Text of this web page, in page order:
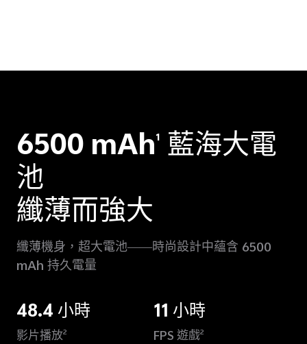
6500 mAh1 藍海大電
池
纖薄而強大
纖薄機身，超大電池——時尚設計中蘊含 6500
mAh 持久電量
48.4 小時
影片播放2
11 小時
FPS 遊戲2